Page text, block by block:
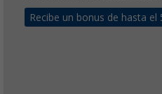
Recibe un bonus de hasta